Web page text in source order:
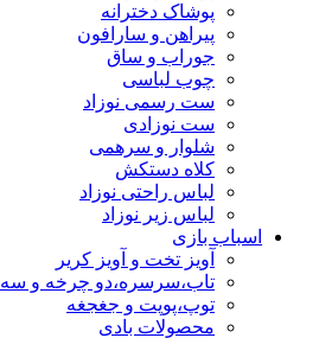
پوشاک دخترانه
پیراهن و سارافون
جوراب و ساق
چوب لباسی
ست رسمی نوزاد
ست نوزادی
شلوار و سرهمی
کلاه دستکش
لباس راحتی نوزاد
لباس زیر نوزاد
اسباب بازی
آویز تخت و آویز کریر
تاب،سرسره،دو چرخه و
توپ،پوپت و جغجغه
محصولات بادی